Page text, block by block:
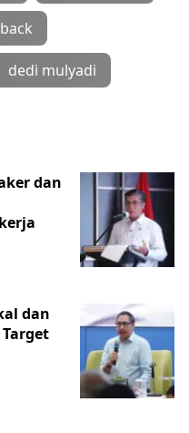
dedi mulyadi
dan
dan